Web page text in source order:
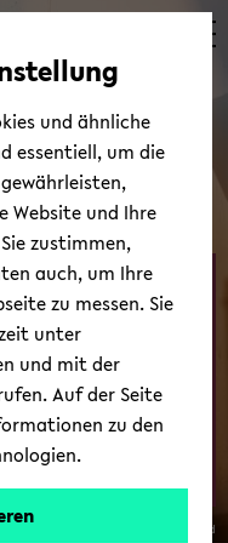
© Uni­ver­si­tät Bie­le­feld
und ähnliche
essentiell, um die
Website und Ihre
zustimmen,
auch, um Ihre
zu messen. Sie
unter
und mit der
Auf der Seite
zu den